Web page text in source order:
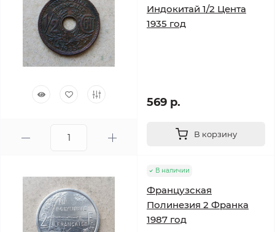
Индокитай 1/2 Цента
1935 год
569 р.
В корзину
В наличии
Французская
Полинезия 2 Франка
1987 год